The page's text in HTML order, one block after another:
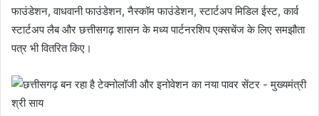
फाउंडेशन, वाधवानी फाउंडेशन, नैस्कॉम फाउंडेशन, स्टार्टअप मिडिल ईस्ट, कार्व
स्टार्टअप लैब और छत्तीसगढ़ शासन के मध्य पार्टनरशिप एक्सचेंज के लिए समझौता
पत्र भी वितरित किए।